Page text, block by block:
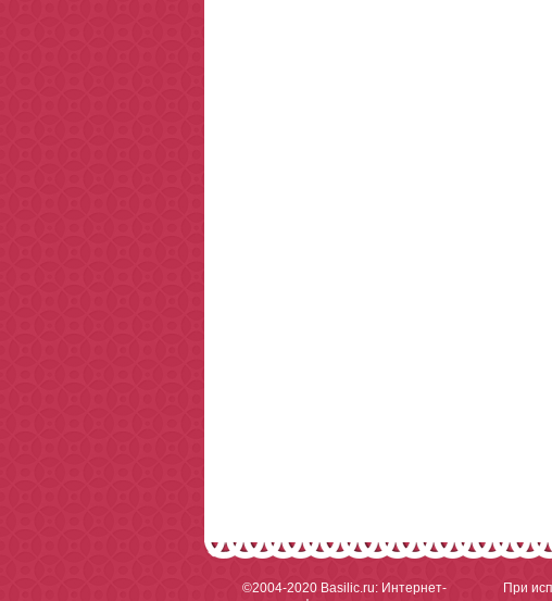
©2004-2020 Basilic.ru: Интернет-
При